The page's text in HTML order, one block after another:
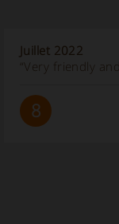
Juillet 2022
“Very friendly
8